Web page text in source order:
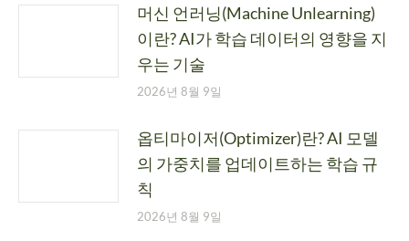
머신 언러닝(Machine Unlearning)
이란? AI가 학습 데이터의 영향을 지
우는 기술
2026년 8월 9일
옵티마이저(Optimizer)란? AI 모델
의 가중치를 업데이트하는 학습 규
칙
2026년 8월 9일